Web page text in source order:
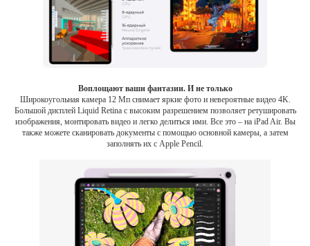
Воплощают ваши фантазии. И не только
Широкоугольная камера 12 Мп снимает яркие фото и невероятные видео 4K.
Большой дисплей Liquid Retina с высоким разрешением позволяет ретушировать
изображения, монтировать видео и легко делиться ими. Все это – на iPad Air. Вы
также можете сканировать документы с помощью основной камеры, а затем
заполнять их с Apple Pencil.